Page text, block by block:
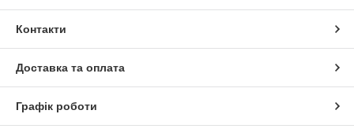
Контакти
Доставка та оплата
Графік роботи